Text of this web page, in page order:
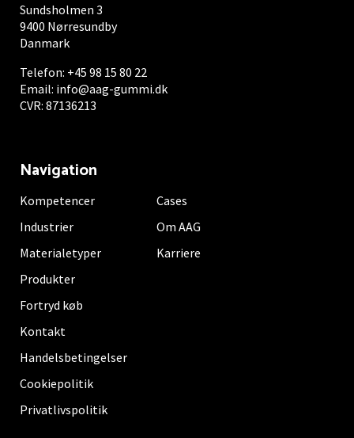
Sundsholmen 3
9400 Nørresundby
Danmark
Telefon: +45 98 15 80 22
Email: info@aag-gummi.dk
CVR: 87136213
Navigation
Kompetencer
Industrier
Materialetyper
Produkter
Fortryd køb
Cases
Om AAG
Karriere
Kontakt
Handelsbetingelser
Cookiepolitik
Privatlivspolitik